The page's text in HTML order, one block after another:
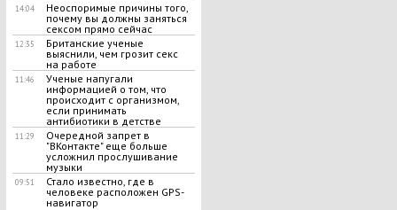
14:04
Неоспоримые причины того,
почему вы должны заняться
сексом прямо сейчас
12:35
Британские ученые
выяснили, чем грозит секс
на работе
11:46
Ученые напугали
информацией о том, что
происходит с организмом,
если принимать
антибиотики в детстве
11:29
Очередной запрет в
"ВКонтакте" еще больше
усложнил прослушивание
музыки
09:51
Стало известно, где в
человеке расположен GPS-
навигатор